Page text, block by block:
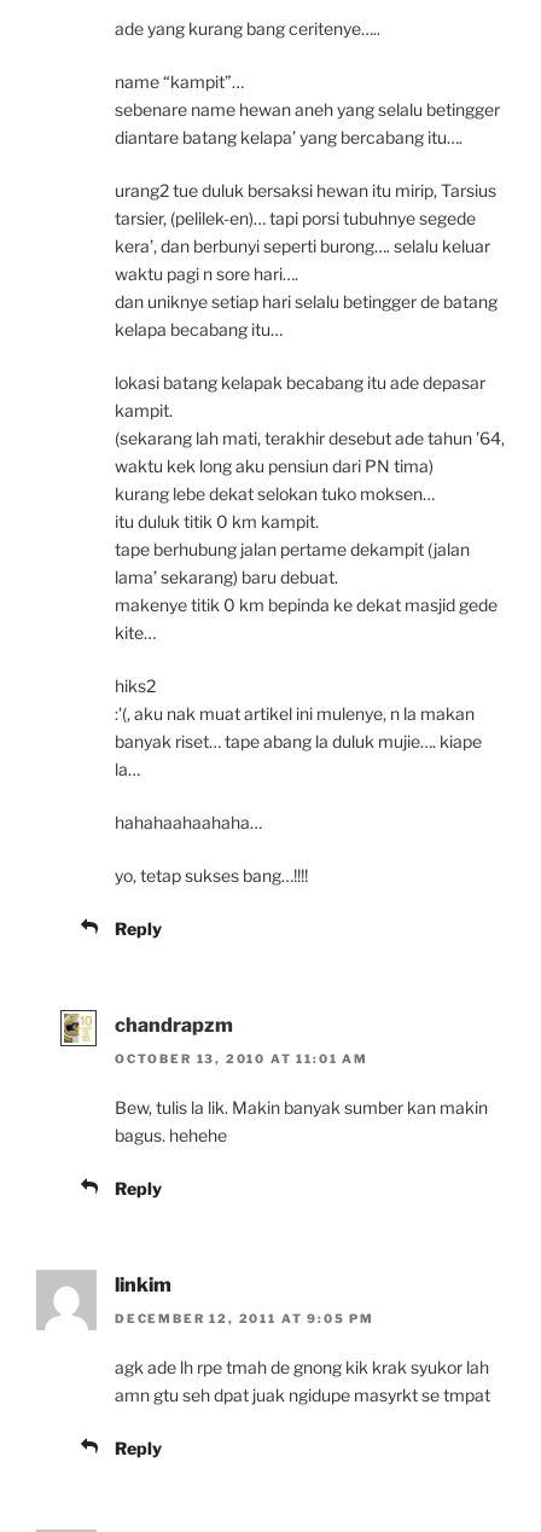
ade yang kurang bang ceritenye…..
name “kampit”…
sebenare name hewan aneh yang selalu betingger
diantare batang kelapa’ yang bercabang itu….
urang2 tue duluk bersaksi hewan itu mirip, Tarsius
tarsier, (pelilek-en)… tapi porsi tubuhnye segede
kera’, dan berbunyi seperti burong…. selalu keluar
waktu pagi n sore hari….
dan uniknye setiap hari selalu betingger de batang
kelapa becabang itu…
lokasi batang kelapak becabang itu ade depasar
kampit.
(sekarang lah mati, terakhir desebut ade tahun ’64,
waktu kek long aku pensiun dari PN tima)
kurang lebe dekat selokan tuko moksen…
itu duluk titik 0 km kampit.
tape berhubung jalan pertame dekampit (jalan
lama’ sekarang) baru debuat.
makenye titik 0 km bepinda ke dekat masjid gede
kite…
hiks2
:'(, aku nak muat artikel ini mulenye, n la makan
banyak riset… tape abang la duluk mujie…. kiape
la…
hahahaahaahaha…
yo, tetap sukses bang…!!!!
Reply
chandrapzm
OCTOBER 13, 2010 AT 11:01 AM
Bew, tulis la lik. Makin banyak sumber kan makin
bagus. hehehe
Reply
linkim
DECEMBER 12, 2011 AT 9:05 PM
agk ade lh rpe tmah de gnong kik krak syukor lah
amn gtu seh dpat juak ngidupe masyrkt se tmpat
Reply